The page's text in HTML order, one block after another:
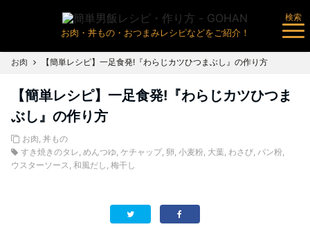
お肉・丼もの・おつまみレシピなどをご紹介！
検索
お肉 【簡単レシピ】一足食発!『わらじカツひつまぶし』の作り方
【簡単レシピ】一足食発!『わらじカツひつま
ぶし』の作り方
お肉, 丼もの
すき焼きのタレ, めんつゆ, ケチャップ, 卵, 小麦粉, 大葉, わさび, パン粉,
ウスターソース, 和風だし , 梅干し